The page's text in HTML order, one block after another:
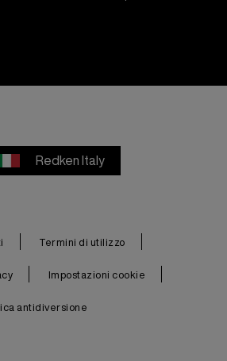
Redken Italy
Termini di utilizzo
Impostazioni cookie
antidiversione